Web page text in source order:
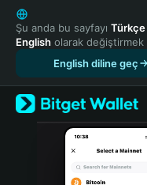
English
日本語
Tiếng Việt
Español (Latinoamérica)
Türkçe
Italiano
Şu anda bu sayfayı Türkçe
English olarak değiştirmek
English diline geç